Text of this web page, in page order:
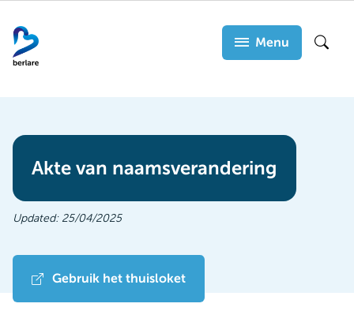
en
naar
Menu
Akte van naamsverandering
Updated: 25/04/2025
Gebruik het thuisloket